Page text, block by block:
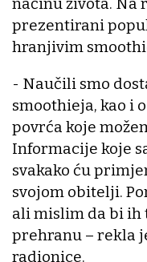
načinu života. Na
prezentirani
hranjivim
- Naučili smo
smoothieja, kao i
povrća koje
Informacije koje
svakako ću
svojom obitelji.
ali mislim da bi ih
prehranu – rekla
radionice.